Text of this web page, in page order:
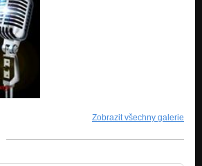
Zobrazit všechny galerie